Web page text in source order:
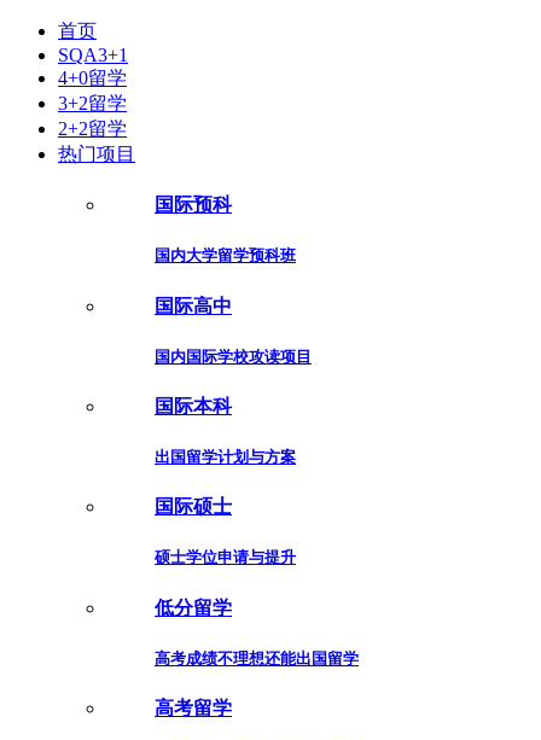
首页
SQA3+1
4+0留学
3+2留学
2+2留学
热门项目
国际预科
国内大学留学预科班
国际高中
国内国际学校攻读项目
国际本科
出国留学计划与方案
国际硕士
硕士学位申请与提升
低分留学
高考成绩不理想还能出国留学
高考留学